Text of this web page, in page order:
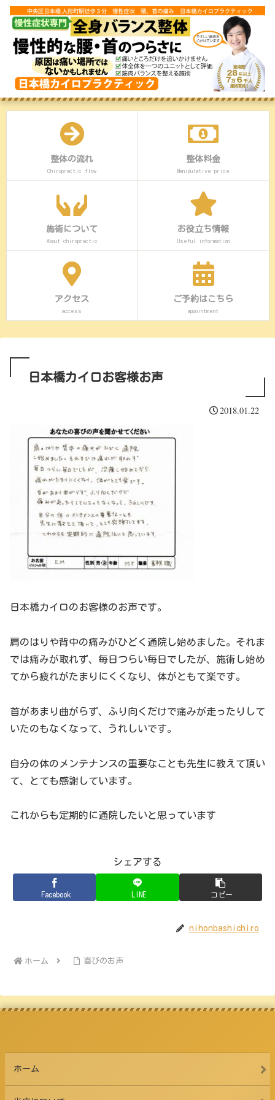
整体の流れ
Chiropractic flow
整体料金
Manipulative price
施術について
About chiropractic
お役立ち情報
Useful information
アクセス
access
ご予約はこちら
appointment
日本橋カイロお客様お声
2018.01.22
日本橋カイロのお客様のお声です。
肩のはりや背中の痛みがひどく通院し始めました。それま
では痛みが取れず、毎日つらい毎日でしたが、施術し始め
てから疲れがたまりにくくなり、体がともて楽です。
首があまり曲がらず、ふり向くだけで痛みが走ったりして
いたのもなくなって、うれしいです。
自分の体のメンテナンスの重要なことも先生に教えて頂い
て、とても感謝しています。
これからも定期的に通院したいと思っています
シェアする
Facebook LINE コピー
nihonbashichiro
ホーム 喜びのお声
ホーム